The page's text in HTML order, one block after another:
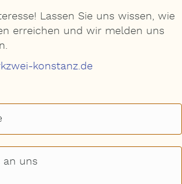
Lassen Sie uns wissen, wie
erreichen und wir melden uns
konstanz.de